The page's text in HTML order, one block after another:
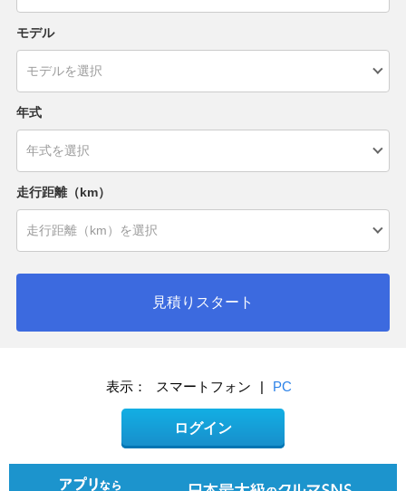
モデル
年式
走行距離（km）
見積りスタート
表示： スマートフォン | PC
ログイン